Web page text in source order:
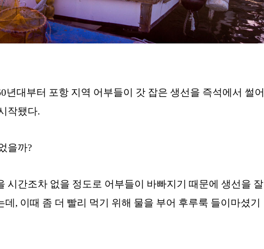
년대부터 포항 지역 어부들이 갓 잡은 생선을 즉석에서 썰어
작됐다.
을까?
시간조차 없을 정도로 어부들이 바빠지기 때문에 생선을 잘
, 이때 좀 더 빨리 먹기 위해 물을 부어 후루룩 들이마셨기